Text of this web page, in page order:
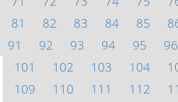
81
82 83 84 85
91
92 93 94 95 96
101
102 103 104
109
110 111 112